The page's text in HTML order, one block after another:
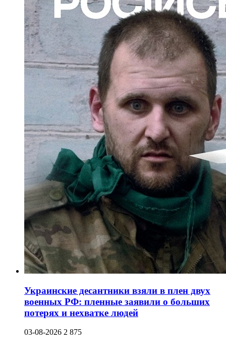
Украинские десантники взяли в плен двух
военных РФ: пленные заявили о больших
потерях и нехватке людей
03-08-2026 2 875